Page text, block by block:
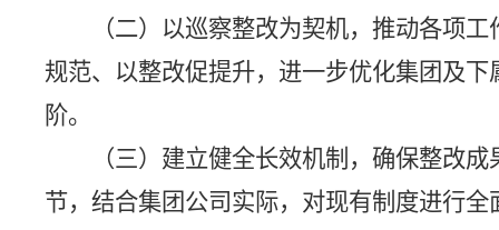
（二）以巡察整改为契机，推动各项工
规范、以整改促提升，进一步优化集团及下
阶。
（三）建立健全长效机制，确保整改成
节，结合集团公司实际，对现有制度进行